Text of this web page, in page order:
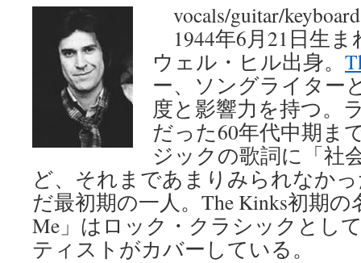
ツ
vocals/guitar/
1944年6月21日生
ウェル・ヒル出身。
ー、ソングライター
度と影響力を持つ。
だった60年代中期ま
ジックの歌詞に「社
ど、それまであまりみられなか
だ最初期の一人。The Kinks初期の
Me」はロック・クラシックとし
ティストがカバーしている。